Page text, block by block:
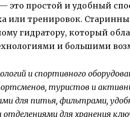
— это простой и удобный
или тренировок.
гидратору, который
и большими
и спортивного
туристов и
для питья, фильтрами,
для хранения